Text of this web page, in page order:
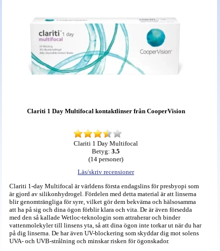
Clariti 1 Day Multifocal kontaktlinser från CooperVision
Clariti 1 Day Multifocal
Betyg:3.5
(14 personer)
Läs/skriv recensioner
Clariti 1-day Multifocal är världens första endagslins för presbyopi som
är gjord av silikonhydrogel. Fördelen med detta material är att linserna
blir genomträngliga för syre, vilket gör dem bekväma och hälsosamma
att ha på sig och dina ögon förblir klara och vita. De är även försedda
med den så kallade Wetloc-teknologin som attraherar och binder
vattenmolekyler till linsens yta, så att dina ögon inte torkar ut när du har
på dig linserna. De har även UV-blockering som skyddar dig mot solens
UVA- och UVB-strålning och minskar risken för ögonskador.